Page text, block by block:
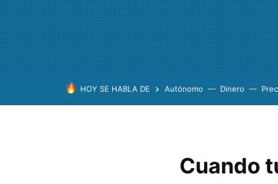
HOY SE HABLA DE Autónomo Dinero
Cuando